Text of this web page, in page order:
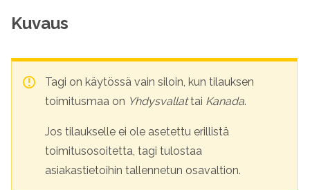
Kuvaus
Tagi on käytössä vain siloin, kun tilauksen
toimitusmaa on Yhdysvallattai Kanada.
Jos tilaukselle ei ole asetettu erillistä
toimitusosoitetta, tagi tulostaa
asiakastietoihin tallennetun osavaltion.